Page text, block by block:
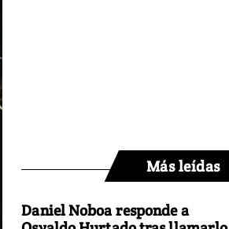
Más leídas
Daniel Noboa responde a